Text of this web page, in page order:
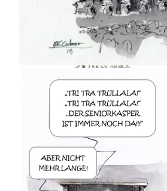
Extinction Rebellion, Berlin 2019